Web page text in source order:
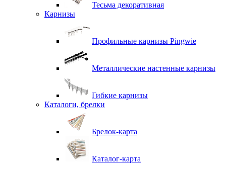
Тесьма декоративная
Карнизы
Профильные карнизы Pingwie
Металлические настенные карнизы
Гибкие карнизы
Каталоги, брелки
Брелок-карта
Каталог-карта